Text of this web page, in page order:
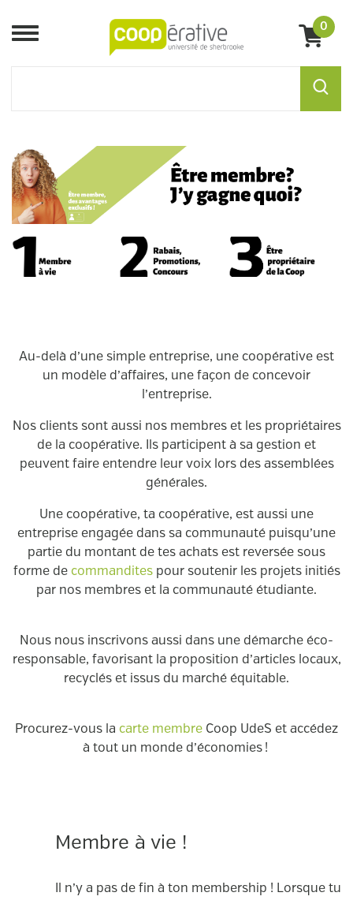
Menu
0
Au-delà d’une simple entreprise, une coopérative est
un modèle d’affaires, une façon de concevoir
l’entreprise.
Nos clients sont aussi nos membres et les propriétaires
de la coopérative. Ils participent à sa gestion et
peuvent faire entendre leur voix lors des assemblées
générales.
Une coopérative, ta coopérative, est aussi une
entreprise engagée dans sa communauté puisqu’une
partie du montant de tes achats est reversée sous
forme de commanditespour soutenir les projets initiés
par nos membres et la communauté étudiante.
Nous nous inscrivons aussi dans une démarche éco-
responsable, favorisant la proposition d’articles locaux,
recyclés et issus du marché équitable.
Procurez-vous la carte membre Coop UdeS et accédez
à tout un monde d’économies !
Membre à vie !
Il n’y a pas de fin à ton membership ! Lorsque tu